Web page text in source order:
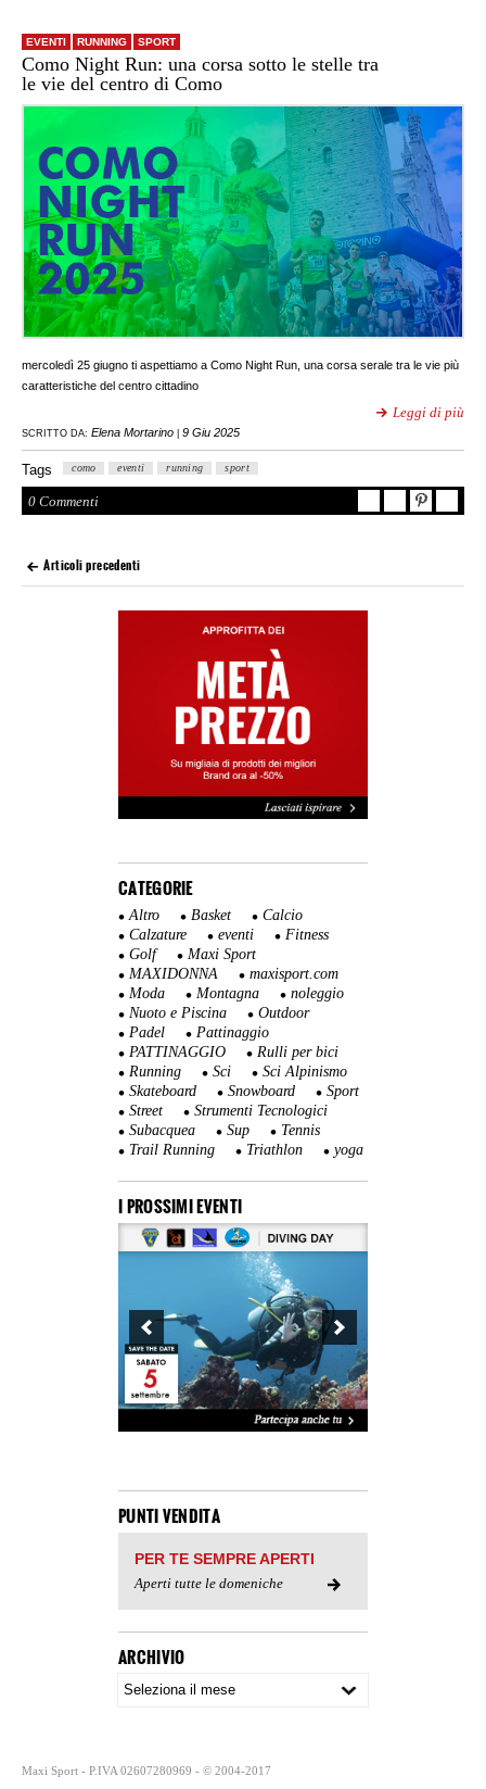
EVENTI RUNNING SPORT
Como Night Run: una corsa sotto le stelle tra
le vie del centro di Como
mercoledì 25 giugno ti aspettiamo a Como Night Run, una corsa serale tra le vie più
caratteristiche del centro cittadino
Leggi di più
SCRITTO DA: Elena Mortarino 9 Giu 2025
Tags como eventi running sport
0 Commenti
Articoli precedenti
CATEGORIE
Altro Basket
Calcio
Calzature
eventi
Fitness
Golf
Maxi Sport
MAXIDONNA
maxisport.com
Moda
Montagna
noleggio
Nuoto e Piscina
Outdoor
Padel
Pattinaggio
PATTINAGGIO
Rulli per bici
Running
Sci
Sci Alpinismo
Skateboard
Snowboard
Sport
Street
Strumenti Tecnologici
Subacquea
Sup
Tennis
Trail Running
Triathlon yoga
I PROSSIMI EVENTI
PUNTI VENDITA
PER TE SEMPRE APERTI
Aperti tutte le domeniche
ARCHIVIO
Maxi Sport - P.IVA 02607280969 - © 2004-2017